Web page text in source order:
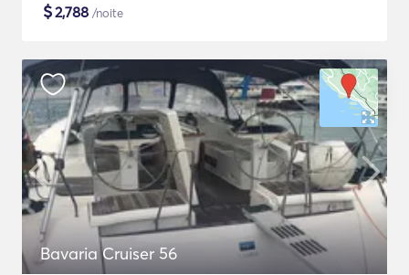
$2,788 /noite
Bavaria Cruiser 56